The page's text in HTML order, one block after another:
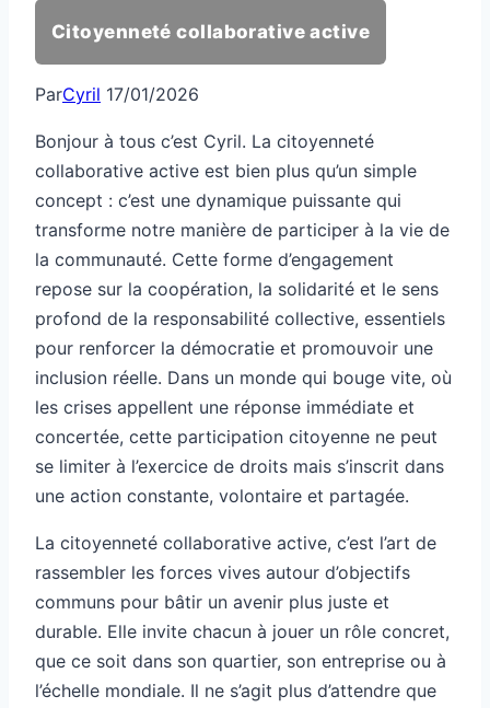
Citoyenneté collaborative active
ParCyril 17/01/2026
Bonjour à tous c’est Cyril. La citoyenneté
collaborative active est bien plus qu’un simple
concept : c’est une dynamique puissante qui
transforme notre manière de participer à la vie de
la communauté. Cette forme d’engagement
repose sur la coopération, la solidarité et le sens
profond de la responsabilité collective, essentiels
pour renforcer la démocratie et promouvoir une
inclusion réelle. Dans un monde qui bouge vite, où
les crises appellent une réponse immédiate et
concertée, cette participation citoyenne ne peut
se limiter à l’exercice de droits mais s’inscrit dans
une action constante, volontaire et partagée.
La citoyenneté collaborative active, c’est l’art de
rassembler les forces vives autour d’objectifs
communs pour bâtir un avenir plus juste et
durable. Elle invite chacun à jouer un rôle concret,
que ce soit dans son quartier, son entreprise ou à
l’échelle mondiale. Il ne s’agit plus d’attendre que